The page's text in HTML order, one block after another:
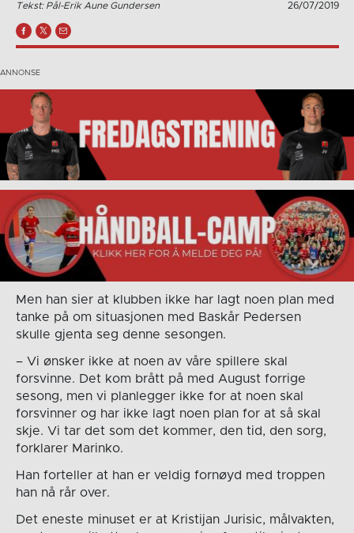
Tekst: Pål-Erik Aune Gundersen 26/07/2019
Men han sier at klubben ikke har lagt noen plan med
tanke på om situasjonen med Baskår Pedersen
skulle gjenta seg denne sesongen.
– Vi ønsker ikke at noen av våre spillere skal
forsvinne. Det kom brått på med August forrige
sesong, men vi planlegger ikke for at noen skal
forsvinner og har ikke lagt noen plan for at så skal
skje. Vi tar det som det kommer, den tid, den sorg,
forklarer Marinko.
Han forteller at han er veldig fornøyd med troppen
han nå rår over.
Det eneste minuset er at Kristijan Jurisic, målvakten,